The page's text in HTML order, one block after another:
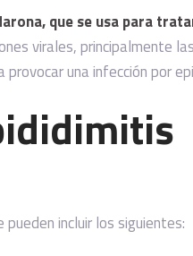
que se usa para
virales, principalmente
una infección por
incluir los siguientes: